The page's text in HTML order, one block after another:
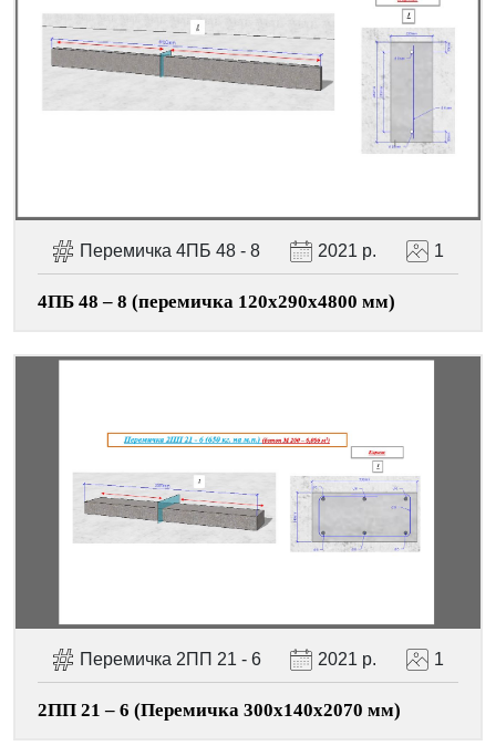
Перемичка 4ПБ 48 - 8 2021 р. 1
4ПБ 48 – 8 (перемичка 120х290х4800 мм)
Перемичка 2ПП 21 - 6 2021 р. 1
2ПП 21 – 6 (Перемичка 300х140х2070 мм)